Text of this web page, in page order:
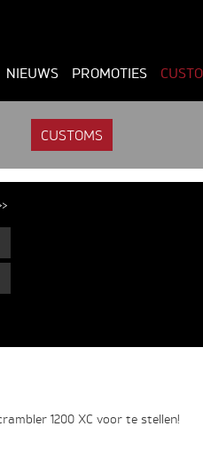
NIEUWS PROMOTIES
CUSTOMS
1200 XC voor te stellen!